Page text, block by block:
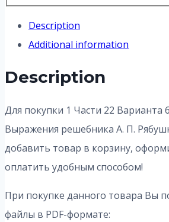
Description
Additional information
Description
Для покупки 1 Части 22 Варианта
Выражения решебника А. П.
добавить товар в корзину,
оплатить удобным способом!
При покупке данного товара Вы
файлы в PDF-формате: